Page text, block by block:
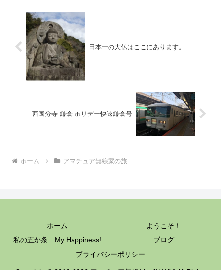
日本一の大仏はここにあります。
西国分寺 鎌倉 ホリデー快速鎌倉号
ホーム アマチュア無線家の旅
ホーム
ようこそ！
私の五か条 My Happiness!
ブログ
プライバシーポリシー